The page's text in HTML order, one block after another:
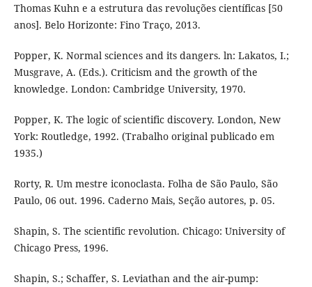
Thomas Kuhn e a estrutura das revoluções científicas [50
anos]. Belo Horizonte: Fino Traço, 2013.
Popper, K. Normal sciences and its dangers. ln: Lakatos, I.;
Musgrave, A. (Eds.). Criticism and the growth of the
knowledge. London: Cambridge University, 1970.
Popper, K. The logic of scientific discovery. London, New
York: Routledge, 1992. (Trabalho original publicado em
1935.)
Rorty, R. Um mestre iconoclasta. Folha de São Paulo, São
Paulo, 06 out. 1996. Caderno Mais, Seção autores, p. 05.
Shapin, S. The scientific revolution. Chicago: University of
Chicago Press, 1996.
Shapin, S.; Schaffer, S. Leviathan and the air-pump: